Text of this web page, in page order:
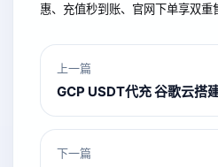
惠、充值秒到账、官网下单享双重
上一篇
GCP USDT代充 谷歌云搭
下一篇